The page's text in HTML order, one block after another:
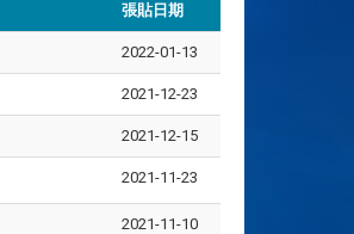
張貼日期
2022-01-13
2021-12-23
2021-12-15
2021-11-23
2021-11-10